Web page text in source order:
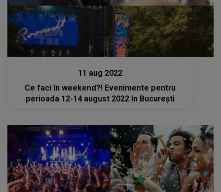
Stiri
11 aug 2022
Ce faci în weekend?! Evenimente pentru
perioada 12-14 august 2022 în București